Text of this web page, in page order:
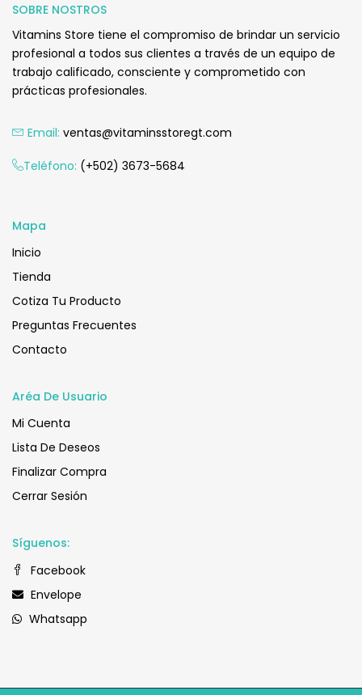
SOBRE NOSTROS
Vitamins Store tiene el compromiso de brindar un servicio
profesional a todos sus clientes a través de un equipo de
trabajo calificado, consciente y comprometido con
prácticas profesionales.
Email: ventas@vitaminsstoregt.com
Teléfono: (+502) 3673-5684
Mapa
Inicio
Tienda
Cotiza Tu Producto
Preguntas Frecuentes
Contacto
Aréa De Usuario
Mi Cuenta
Lista De Deseos
Finalizar Compra
Cerrar Sesión
Síguenos:
Facebook
Envelope
Whatsapp